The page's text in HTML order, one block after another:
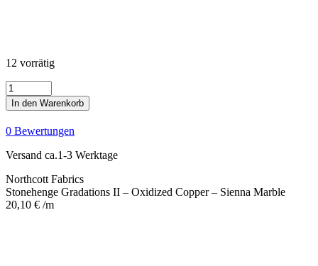
12 vorrätig
Stonehenge
Gradations
II
-
Oxidized
Copper
Sienna
Marble
Menge
In den Warenkorb
0 Bewertungen
Versand ca.1-3 Werktage
Northcott Fabrics
Stonehenge Gradations II – Oxidized Copper – Sienna Marble
20,10 € /m